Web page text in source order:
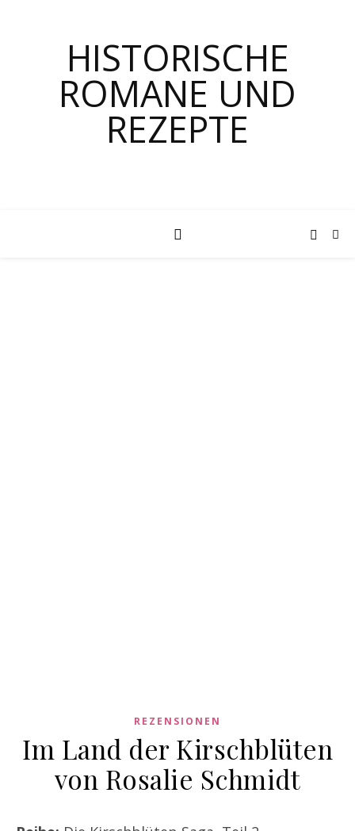
HISTORISCHE
ROMANE UND
REZEPTE
REZENSIONEN
Im Land der Kirschblüten
von Rosalie Schmidt